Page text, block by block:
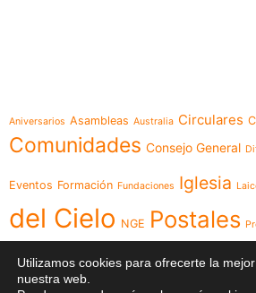
Aniversarios Asambleas Australia Circulares
Comunidades Consejo General
Eventos Formación Fundaciones Iglesia
del Cielo NGE Postales
Recursos Red Religiosas
Utilizamos cookies para ofrecerte la
nuestra web.